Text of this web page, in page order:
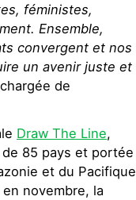
féministes,
Ensemble,
convergent et nos
un avenir juste et
de
Draw The Line,
85 pays et portée
et du Pacifique
novembre, la